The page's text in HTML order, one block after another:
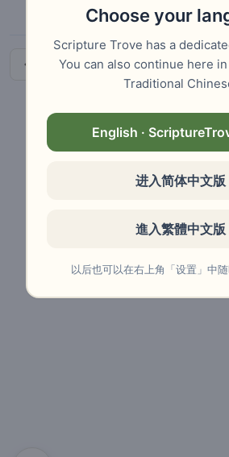
上一章 下一章
Choose your
Scripture Trove has a
You can also continue here
Traditional
English ·
进入简体中文版
進入繁體中文版
以后也可以在右上角「设置」中随